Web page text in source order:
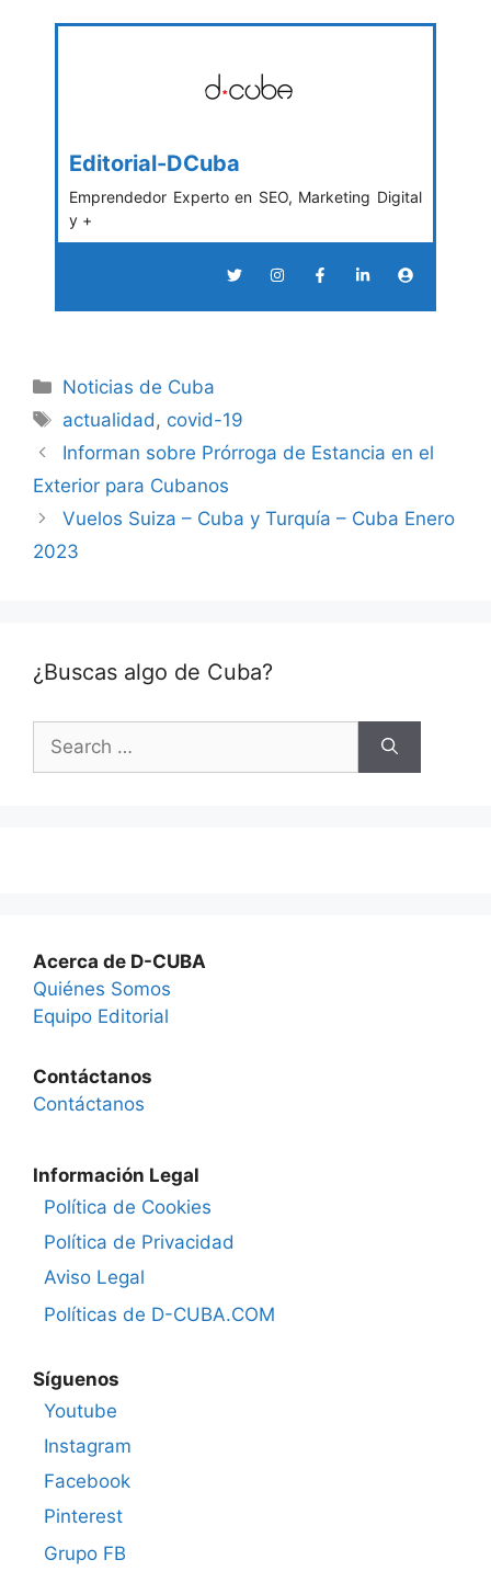
Editorial-DCuba
Emprendedor Experto en SEO, Marketing Digital
y +
Categories
Noticias de Cuba
Tags
actualidad , covid-19
Informan sobre Prórroga de Estancia en el
Exterior para Cubanos
Vuelos Suiza – Cuba y Turquía – Cuba Enero
2023
¿Buscas algo de Cuba?
for:
Acerca de D-CUBA
Quiénes Somos
Equipo Editorial
Contáctanos
Contáctanos
Información Legal
Política de Cookies
Política de Privacidad
Aviso Legal
Políticas de D-CUBA.COM
Síguenos
Youtube
Instagram
Facebook
Pinterest
Grupo FB